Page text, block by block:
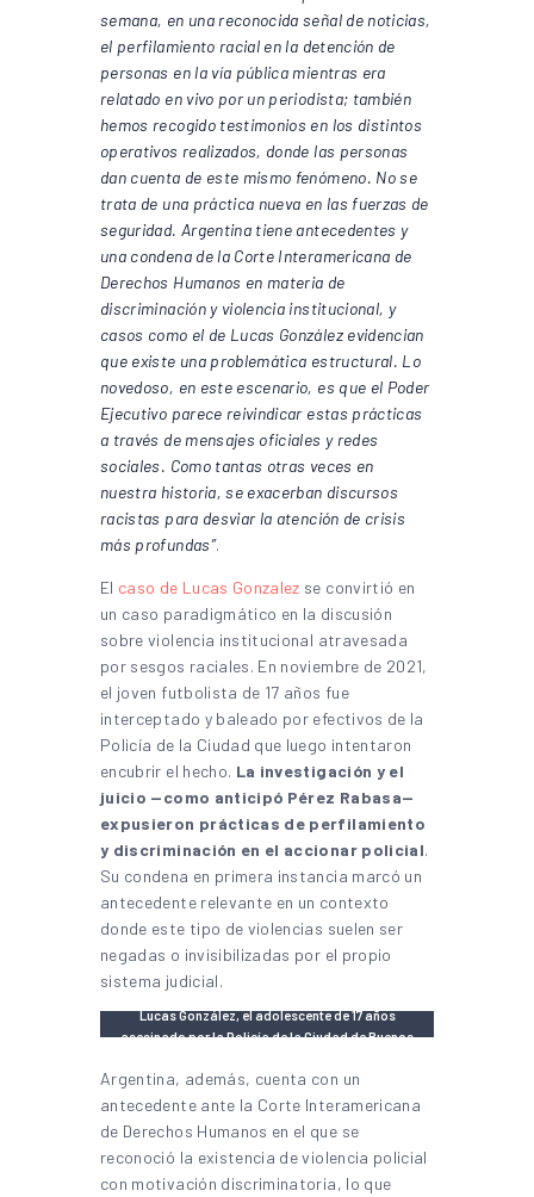
semana, en una reconocida señal de noticias,
el perfilamiento racial en la detención de
personas en la vía pública mientras era
relatado en vivo por un periodista; también
hemos recogido testimonios en los distintos
operativos realizados, donde las personas
dan cuenta de este mismo fenómeno. No se
trata de una práctica nueva en las fuerzas de
seguridad. Argentina tiene antecedentes y
una condena de la Corte Interamericana de
Derechos Humanos en materia de
discriminación y violencia institucional, y
casos como el de Lucas González evidencian
que existe una problemática estructural. Lo
novedoso, en este escenario, es que el Poder
Ejecutivo parece reivindicar estas prácticas
a través de mensajes oficiales y redes
sociales. Como tantas otras veces en
nuestra historia, se exacerban discursos
racistas para desviar la atención de crisis
más profundas”.
El caso de Lucas Gonzalez se convirtió en
un caso paradigmático en la discusión
sobre violencia institucional atravesada
por sesgos raciales. En noviembre de 2021,
el joven futbolista de 17 años fue
interceptado y baleado por efectivos de la
Policía de la Ciudad que luego intentaron
encubrir el hecho. La investigación y el
juicio —como anticipó Pérez Rabasa—
expusieron prácticas de perfilamiento
y discriminación en el accionar policial.
Su condena en primera instancia marcó un
antecedente relevante en un contexto
donde este tipo de violencias suelen ser
negadas o invisibilizadas por el propio
sistema judicial.
Lucas González, el adolescente de 17 años
asesinado por la Policía de la Ciudad de Buenos
Argentina, además, cuenta con un
antecedente ante la Corte Interamericana
de Derechos Humanos en el que se
reconoció la existencia de violencia policial
con motivación discriminatoria, lo que